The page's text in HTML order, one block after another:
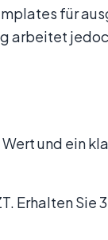
für
arbeitet
und ein
Erhalten